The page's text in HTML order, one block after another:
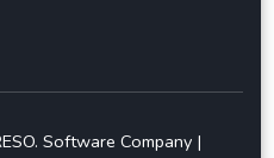
. Software Company |